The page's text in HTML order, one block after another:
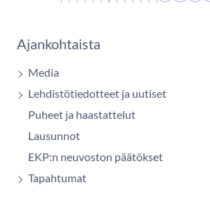
Ajankohtaista
Media
Lehdistötiedotteet ja uutiset
Puheet ja haastattelut
Lausunnot
EKP:n neuvoston päätökset
Tapahtumat